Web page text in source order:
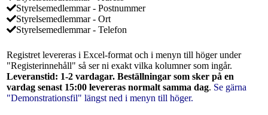
Styrelsemedlemmar - Postnummer
Styrelsemedlemmar - Ort
Styrelsemedlemmar - Telefon
Registret levereras i Excel-format och i menyn till höger under
"Registerinnehåll" så ser ni exakt vilka kolumner som ingår.
Leveranstid: 1-2 vardagar. Beställningar som sker på en
vardag senast 15:00 levereras normalt samma dag. Se gärna
"Demonstrationsfil" längst ned i menyn till höger.